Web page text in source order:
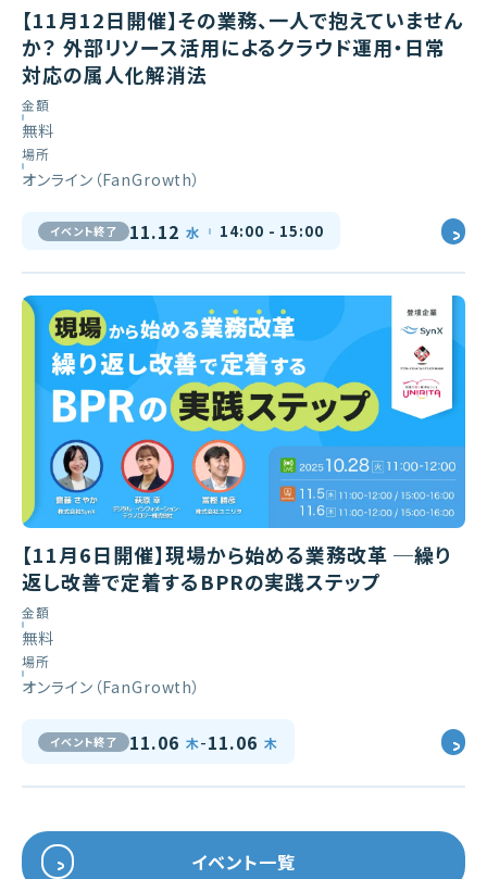
イベント一覧
【11月12日開催】その業務、一人で抱えていません
か？ 外部リソース活用によるクラウド運用・日常
対応の属人化解消法
金額
無料
場所
オンライン（FanGrowth）
イベント終了 11.12 水 14:00 - 15:00
【11月6日開催】現場から始める業務改革 ─繰り
返し改善で定着するBPRの実践ステップ
金額
無料
場所
オンライン（FanGrowth）
イベント終了 11.06 木-11.06 木